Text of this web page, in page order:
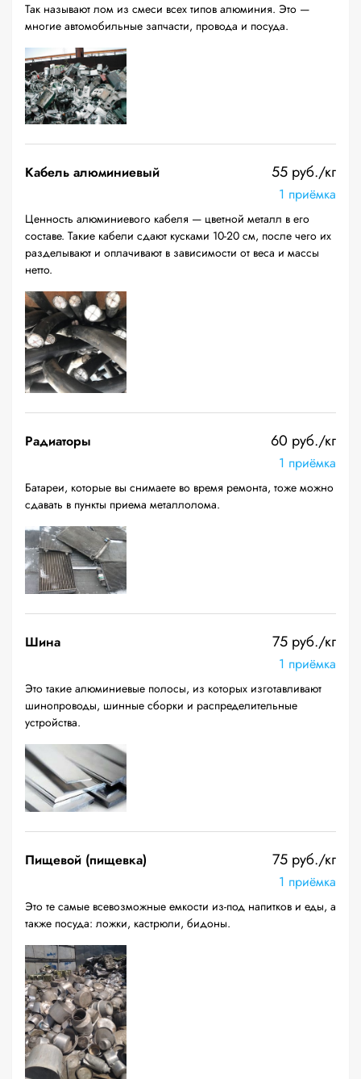
Так называют лом из смеси всех типов алюминия. Это —
многие автомобильные запчасти, провода и посуда.
Кабель алюминиевый 55 руб./кг
1 приёмка
Ценность алюминиевого кабеля — цветной металл в его
составе. Такие кабели сдают кусками 10-20 см, после чего их
разделывают и оплачивают в зависимости от веса и массы
нетто.
Радиаторы 60 руб./кг
1 приёмка
Батареи, которые вы снимаете во время ремонта, тоже можно
сдавать в пункты приема металлолома.
Шина 75 руб./кг
1 приёмка
Это такие алюминиевые полосы, из которых изготавливают
шинопроводы, шинные сборки и распределительные
устройства.
Пищевой (пищевка) 75 руб./кг
1 приёмка
Это те самые всевозможные емкости из-под напитков и еды, а
также посуда: ложки, кастрюли, бидоны.